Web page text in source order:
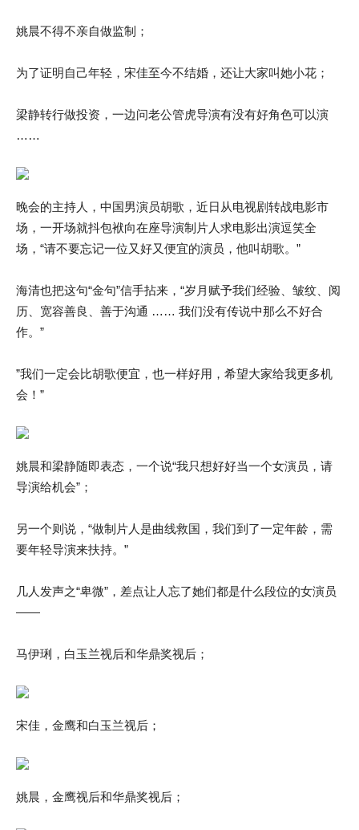
姚晨不得不亲自做监制；
为了证明自己年轻，宋佳至今不结婚，还让大家叫她小花；
梁静转行做投资，一边问老公管虎导演有没有好角色可以演
……
晚会的主持人，中国男演员胡歌，近日从电视剧转战电影市
场，一开场就抖包袱向在座导演制片人求电影出演逗笑全
场，“请不要忘记一位又好又便宜的演员，他叫胡歌。”
海清也把这句“金句”信手拈来，“岁月赋予我们经验、皱纹、阅
历、宽容善良、善于沟通 …… 我们没有传说中那么不好合
作。”
”我们一定会比胡歌便宜，也一样好用，希望大家给我更多机
会！”
姚晨和梁静随即表态，一个说“我只想好好当一个女演员，请
导演给机会”；
另一个则说，“做制片人是曲线救国，我们到了一定年龄，需
要年轻导演来扶持。”
几人发声之“卑微”，差点让人忘了她们都是什么段位的女演员
——
马伊琍，白玉兰视后和华鼎奖视后；
宋佳，金鹰和白玉兰视后；
姚晨，金鹰视后和华鼎奖视后；